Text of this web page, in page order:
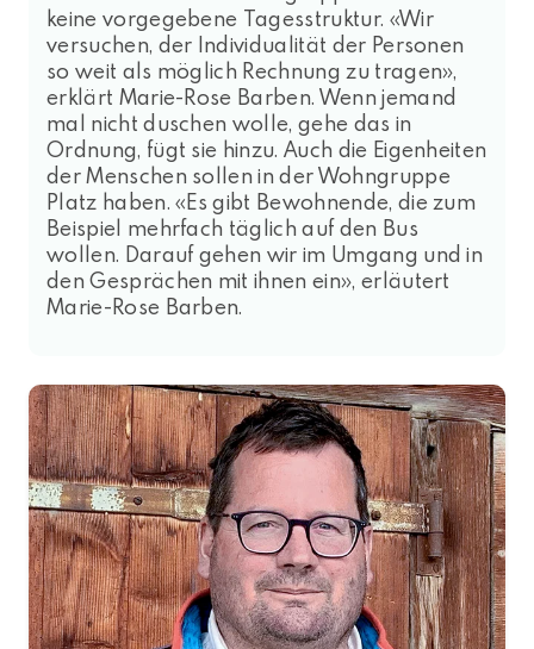
keine vorgegebene Tagesstruktur. «Wir
versuchen, der Individualität der Personen
so weit als möglich Rechnung zu tragen»,
erklärt Marie-Rose Barben. Wenn jemand
mal nicht duschen wolle, gehe das in
Ordnung, fügt sie hinzu. Auch die Eigenheiten
der Menschen sollen in der Wohngruppe
Platz haben. «Es gibt Bewohnende, die zum
Beispiel mehrfach täglich auf den Bus
wollen. Darauf gehen wir im Umgang und in
den Gesprächen mit ihnen ein», erläutert
Marie-Rose Barben.